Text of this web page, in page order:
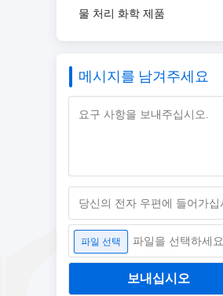
물 처리 화학 제품
메시지를 남겨주세요
파일 선택 파일을 선택하세요
보내십시오